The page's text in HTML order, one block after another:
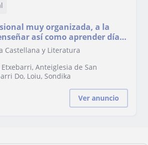
muy organizada, a la
así como aprender día a
Me gustaría dar apoyo en
Castellana y Literatura
Anteiglesia de San
Do, Loiu, Sondika
Ver anuncio